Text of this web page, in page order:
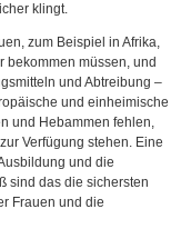
klingt.
zum Beispiel in Afrika,
bekommen müssen, und
und Abtreibung –
und einheimische
und Hebammen fehlen,
Verfügung stehen. Eine
und die
sind das die sichersten
Frauen und die